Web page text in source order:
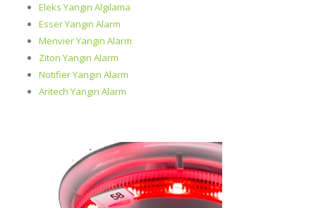
Eleks Yangın Algılama
Esser Yangın Alarm
Menvier Yangın Alarm
Ziton Yangın Alarm
Notifier Yangın Alarm
Aritech Yangın Alarm